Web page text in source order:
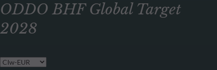
ODDO BHF Global Target
2028